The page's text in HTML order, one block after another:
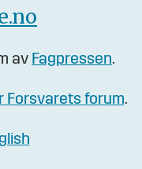
av Fagpressen.
Forsvarets forum.